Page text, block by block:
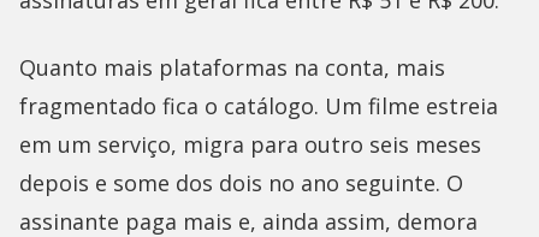
Quanto mais plataformas na conta, mais
fragmentado fica o catálogo. Um filme estreia
em um serviço, migra para outro seis meses
depois e some dos dois no ano seguinte. O
assinante paga mais e, ainda assim, demora